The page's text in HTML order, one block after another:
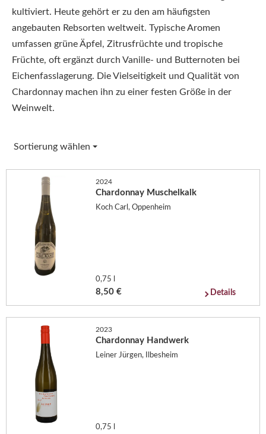
kultiviert. Heute gehört er zu den am häufigsten
angebauten Rebsorten weltweit. Typische Aromen
umfassen grüne Äpfel, Zitrusfrüchte und tropische
Früchte, oft ergänzt durch Vanille- und Butternoten bei
Eichenfasslagerung. Die Vielseitigkeit und Qualität von
Chardonnay machen ihn zu einer festen Größe in der
Weinwelt.
Sortierung wählen
2024
Chardonnay Muschelkalk
Koch Carl, Oppenheim
0,75 l
8,50 € Details
2023
Chardonnay Handwerk
Leiner Jürgen, Ilbesheim
0,75 l